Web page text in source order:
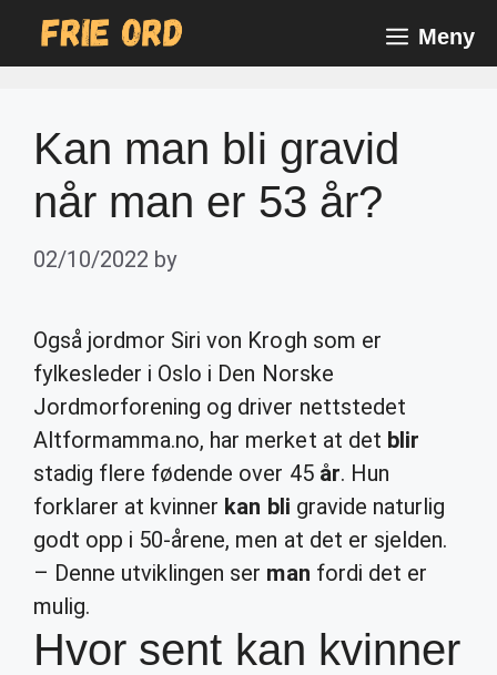
Meny
Kan man bli gravid
når man er 53 år?
02/10/2022 by
Også jordmor Siri von Krogh som er
fylkesleder i Oslo i Den Norske
Jordmorforening og driver nettstedet
Altformamma.no, har merket at det blir
stadig flere fødende over 45 år. Hun
forklarer at kvinner kan bli gravide naturlig
godt opp i 50-årene, men at det er sjelden.
– Denne utviklingen ser man fordi det er
mulig.
Hvor sent kan kvinner